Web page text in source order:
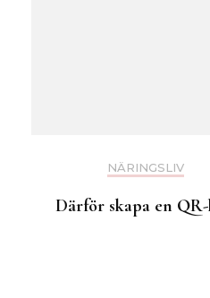
NÄRINGSLIV
Därför skapa en